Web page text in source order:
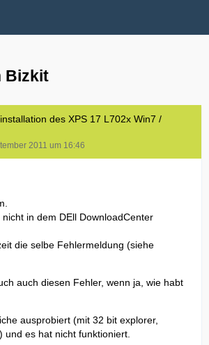
Bizkit
des XPS 17 L702x Win7 /
2011 um 16:46
in dem DEll DownloadCenter
die selbe Fehlermeldung (siehe
auch diesen Fehler, wenn ja, wie habt
ausprobiert (mit 32 bit explorer,
und es hat nicht funktioniert.